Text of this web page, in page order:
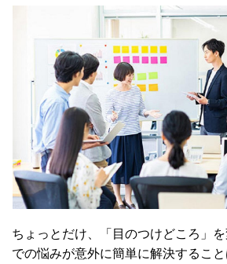
ちょっとだけ、「目のつけどころ」
での悩みが意外に簡単に解決するこ